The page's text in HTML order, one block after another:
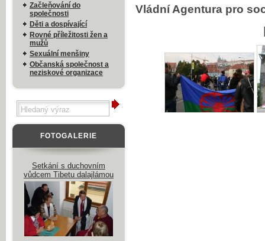
Vládní Agentura pro
Začleňování do
společnosti
Děti a dospívající
Rovné příležitosti žen a
mužů
Sexuální menšiny
Občanská společnost a
neziskové organizace
FOTOGALERIE
Setkání s duchovním
vůdcem Tibetu dalajlámou